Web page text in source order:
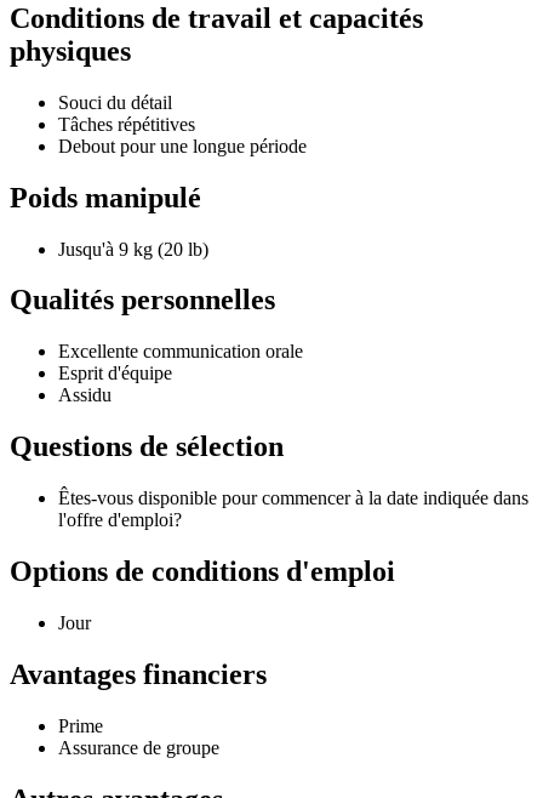
Conditions de travail et capacités
physiques
Souci du détail
Tâches répétitives
Debout pour une longue période
Poids manipulé
Jusqu'à 9 kg (20 lb)
Qualités personnelles
Excellente communication orale
Esprit d'équipe
Assidu
Questions de sélection
Êtes-vous disponible pour commencer à la date indiquée dans
l'offre d'emploi?
Options de conditions d'emploi
Jour
Avantages financiers
Prime
Assurance de groupe